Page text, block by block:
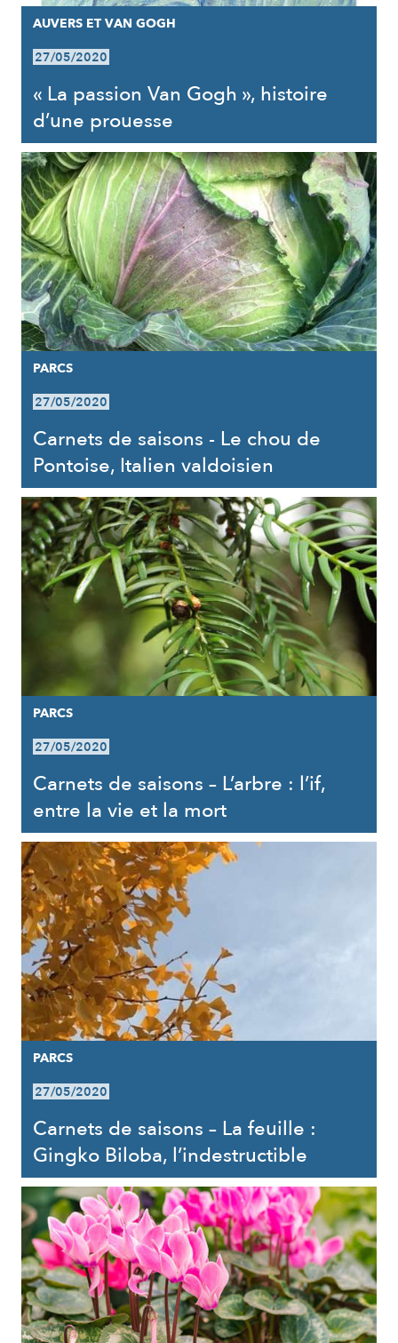
AUVERS ET VAN GOGH
27/05/2020
« La passion Van Gogh », histoire
d’une prouesse
PARCS
27/05/2020
Carnets de saisons - Le chou de
Pontoise, Italien valdoisien
PARCS
27/05/2020
Carnets de saisons – L’arbre : l’if,
entre la vie et la mort
PARCS
27/05/2020
Carnets de saisons – La feuille :
Gingko Biloba, l’indestructible